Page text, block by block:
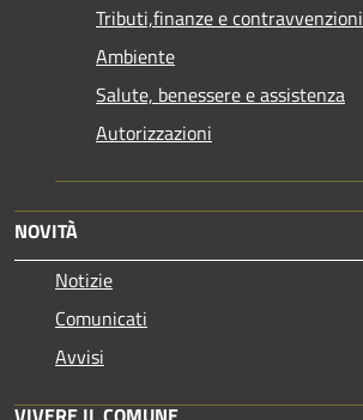
Tributi,finanze e contravvenzioni
Ambiente
Salute, benessere e assistenza
Autorizzazioni
NOVITÀ
Notizie
Comunicati
Avvisi